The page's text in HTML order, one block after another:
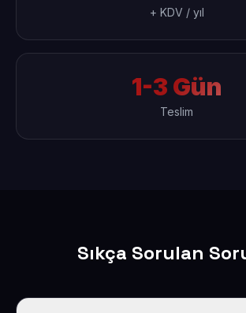
+ KDV / yıl
1-3 Gün
Teslim
Sıkça Sorulan